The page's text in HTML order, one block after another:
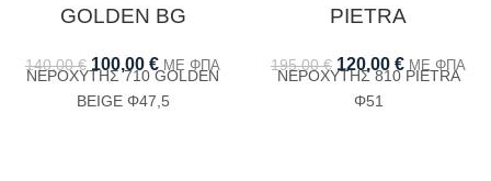
GOLDEN BG
140,00€ 100,00 € ΜΕ ΦΠΑ
ΝΕΡΟΧΥΤΗΣ 710 GOLDEN
BEIGE Φ47,5
PIETRA
195,00€ 120,00 € ΜΕ ΦΠΑ
ΝΕΡΟΧΥΤΗΣ 810 PIETRA
Φ51